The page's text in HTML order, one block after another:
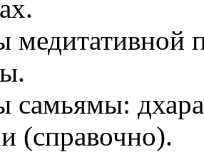
медитативной
самьямы:
(справочно).